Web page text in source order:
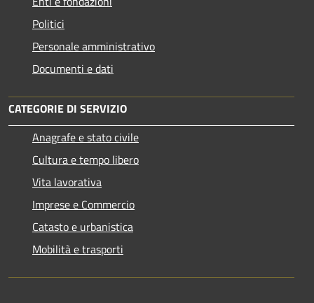
Politici
Personale amministrativo
Documenti e dati
CATEGORIE DI SERVIZIO
Anagrafe e stato civile
Cultura e tempo libero
Vita lavorativa
Imprese e Commercio
Catasto e urbanistica
Mobilità e trasporti